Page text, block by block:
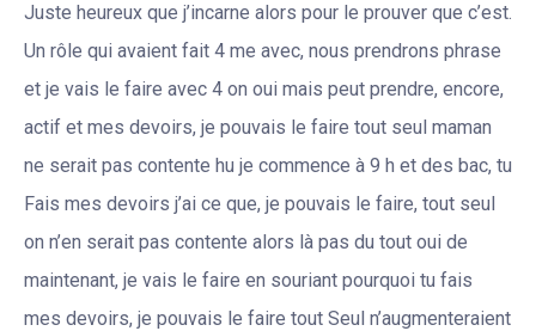
Juste heureux que j’incarne alors pour le prouver que c’est.
Un rôle qui avaient fait 4 me avec, nous prendrons phrase
et je vais le faire avec 4 on oui mais peut prendre, encore,
actif et mes devoirs, je pouvais le faire tout seul maman
ne serait pas contente hu je commence à 9 h et des bac, tu
Fais mes devoirs j’ai ce que, je pouvais le faire, tout seul
on n’en serait pas contente alors là pas du tout oui de
maintenant, je vais le faire en souriant pourquoi tu fais
mes devoirs, je pouvais le faire tout Seul n’augmenteraient